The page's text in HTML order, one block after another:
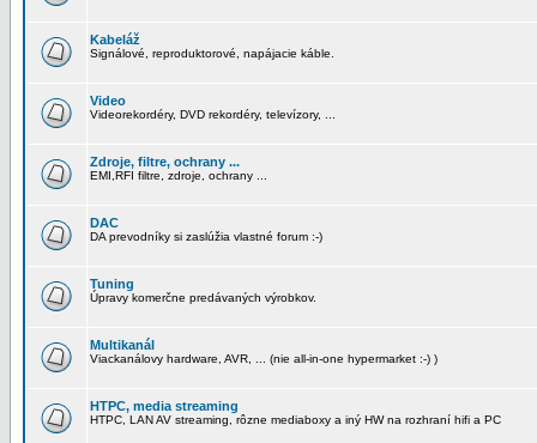
Kabeláž
Signálové, reproduktorové, napájacie káble.
Video
Videorekordéry, DVD rekordéry, televízory, ...
Zdroje, filtre, ochrany ...
EMI,RFI filtre, zdroje, ochrany ...
DAC
DA prevodníky si zaslúžia vlastné forum :-)
Tuning
Úpravy komerčne predávaných výrobkov.
Multikanál
Viackanálovy hardware, AVR, ... (nie all-in-one hypermarket :-) )
HTPC, media streaming
HTPC, LAN AV streaming, rôzne mediaboxy a iný HW na rozhraní hifi a PC